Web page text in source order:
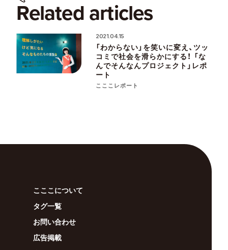
Related articles
2021.04.15
「わからない」を笑いに変え、ツッ
コミで社会を滑らかにする！ 「な
んでそんなんプロジェクト」レポ
ート
こここレポート
こここについて
タグ一覧
お問い合わせ
広告掲載